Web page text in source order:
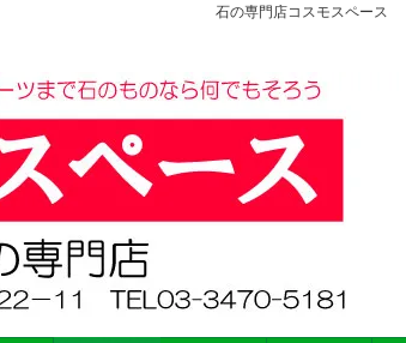
石の専門店コスモスペース